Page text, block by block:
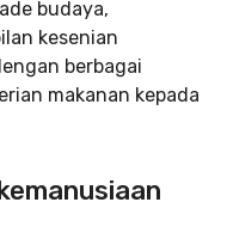
budaya,
kesenian
berbagai
makanan kepada